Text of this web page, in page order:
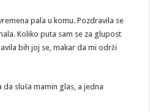
pala u komu. Pozdravila se
Koliko puta sam se za glupost
bih joj se, makar da mi održi
sluša mamin glas, a jedna